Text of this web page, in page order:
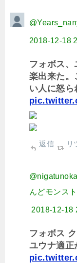
2018-12-18
フォボス
楽出来た。
い人に怒ら
返信 リ
んどモンス
2018-12-18
フォボス
ユウナ適正